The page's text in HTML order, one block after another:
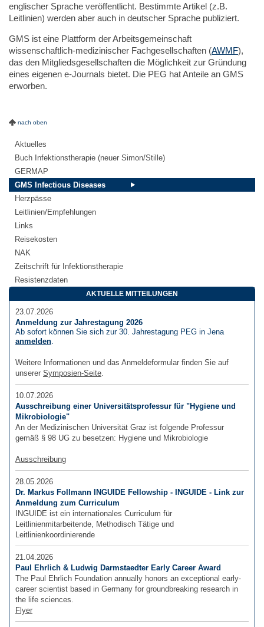
englischer Sprache veröffentlicht. Bestimmte Artikel (z.B.
Leitlinien) werden aber auch in deutscher Sprache publiziert.
GMS ist eine Plattform der Arbeitsgemeinschaft
wissenschaftlich-medizinischer Fachgesellschaften (AWMF),
das den Mitgliedsgesellschaften die Möglichkeit zur Gründung
eines eigenen e-Journals bietet. Die PEG hat Anteile an GMS
erworben.
nach oben
Aktuelles
Buch Infektionstherapie (neuer Simon/Stille)
GERMAP
GMS Infectious Diseases
Herzpässe
Leitlinien/Empfehlungen
Links
Reisekosten
NAK
Zeitschrift für Infektionstherapie
Resistenzdaten
AKTUELLE MITTEILUNGEN
23.07.2026
Anmeldung zur Jahrestagung 2026
Ab sofort können Sie sich zur 30. Jahrestagung PEG in Jena
anmelden.
Weitere Informationen und das Anmeldeformular finden Sie auf
unserer Symposien-Seite.
10.07.2026
Ausschreibung einer Universitätsprofessur für "Hygiene und
Mikrobiologie"
An der Medizinischen Universität Graz ist folgende Professur
gemäß § 98 UG zu besetzen: Hygiene und Mikrobiologie
Ausschreibung
28.05.2026
Dr. Markus Follmann INGUIDE Fellowship - INGUIDE - Link zur
Anmeldung zum Curriculum
INGUIDE ist ein internationales Curriculum für
Leitlinienmitarbeitende, Methodisch Tätige und
Leitlinienkoordinierende
21.04.2026
Paul Ehrlich & Ludwig Darmstaedter Early Career Award
The Paul Ehrlich Foundation annually honors an exceptional early-
career scientist based in Germany for groundbreaking research in
the life sciences.
Flyer